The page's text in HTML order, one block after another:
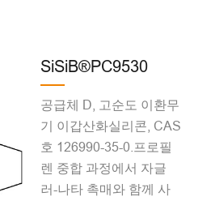
SiSiB®PC9530
공급체 D, 고순도 이환무
기 이갑산화실리콘, CAS
호 126990-35-0.프로필
렌 중합 과정에서 자글
러-나타 촉매와 함께 사